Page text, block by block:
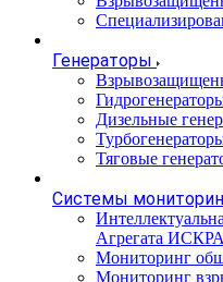
Генераторы
Дизельные
Тяговые
Системы
Агрегата
Мониторинг
Мониторинг